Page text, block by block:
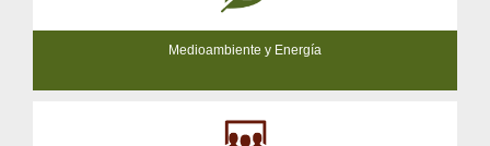
Medioambiente y Energía